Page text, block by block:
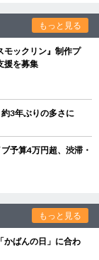
もっと見る
モックリン』制作プ
援を募集
3年ぶりの多さに
予算4万円超、渋滞・
もっと見る
ばんの日」に合わ